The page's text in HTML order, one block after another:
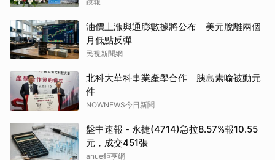
油價上漲與通膨數據將公布 美元脫離兩個
月低點反彈
民視新聞網
北科大華科事業產學合作 胰島素喻被動元
件
NOWNEWS今日新聞
盤中速報 - 永捷(4714)急拉8.57%報10.55
元，成交451張
anue鉅亨網